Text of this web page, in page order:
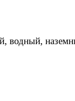
водный,